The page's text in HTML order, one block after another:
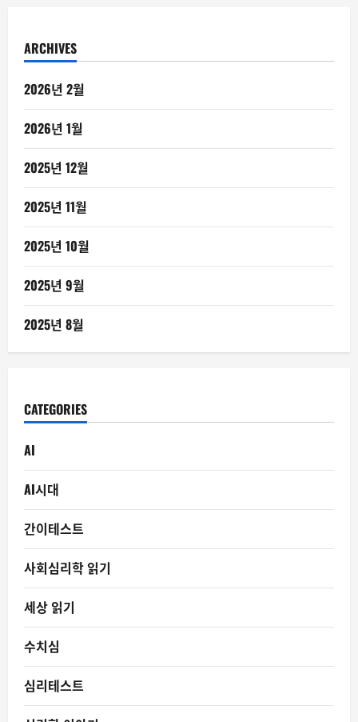
ARCHIVES
2026년 2월
2026년 1월
2025년 12월
2025년 11월
2025년 10월
2025년 9월
2025년 8월
CATEGORIES
AI
AI시대
간이테스트
사회심리학 읽기
세상 읽기
수치심
심리테스트